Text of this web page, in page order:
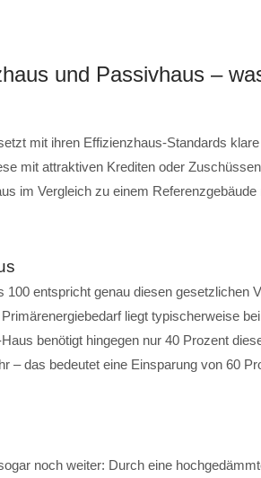
und Passivhaus –
mit ihren Effizienzhaus-Standards
mit attraktiven Krediten oder
im Vergleich zu einem
100 entspricht genau diesen gesetzlichen
liegt typischerweise
benötigt hingegen nur 40 Prozent
– das bedeutet eine Einsparung von 60
noch weiter: Durch eine